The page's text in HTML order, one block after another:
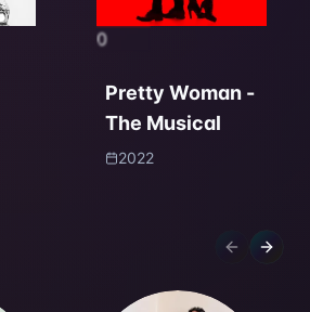
0
Pretty Woman -
The Musical
2022
Previous
Next